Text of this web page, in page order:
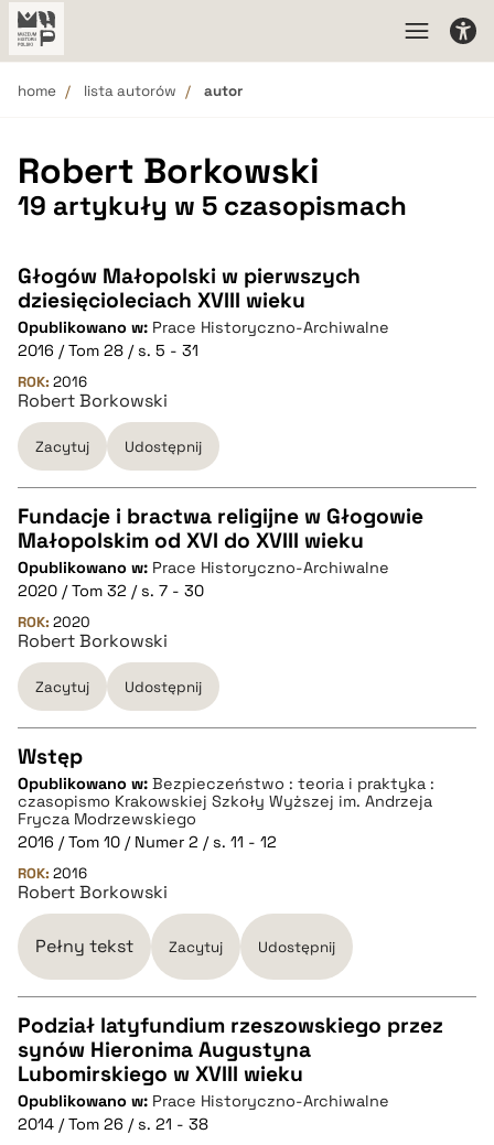
home lista autorów autor
Robert Borkowski
19 artykuły w 5 czasopismach
Głogów Małopolski w pierwszych
dziesięcioleciach XVIII wieku
Opublikowano w: Prace Historyczno-Archiwalne
2016 / Tom 28 / s. 5 - 31
ROK: 2016
Robert Borkowski
Zacytuj Udostępnij
CZYSTY TEKST
pobierz cytat
BIBTEX
pobierz cytat
Fundacje i bractwa religijne w Głogowie
Małopolskim od XVI do XVIII wieku
Opublikowano w: Prace Historyczno-Archiwalne
2020 / Tom 32 / s. 7 - 30
ROK: 2020
Robert Borkowski
Zacytuj Udostępnij
CZYSTY TEKST
pobierz cytat
Wstęp
Opublikowano w: Bezpieczeństwo : teoria i praktyka :
czasopismo Krakowskiej Szkoły Wyższej im. Andrzeja
Frycza Modrzewskiego
2016 / Tom 10 / Numer 2 / s. 11 - 12
ROK: 2016
Robert Borkowski
Pełny tekst Zacytuj Udostępnij
CZYSTY TEKST
pobierz cytat
Podział latyfundium rzeszowskiego przez
synów Hieronima Augustyna
Lubomirskiego w XVIII wieku
Opublikowano w: Prace Historyczno-Archiwalne
2014 / Tom 26 / s. 21 - 38